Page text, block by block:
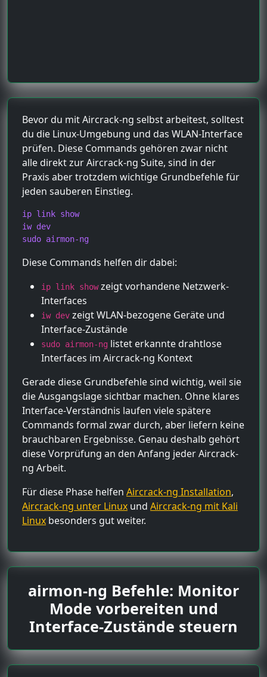
Bevor du mit Aircrack-ng selbst arbeitest, solltest
du die Linux-Umgebung und das WLAN-Interface
prüfen. Diese Commands gehören zwar nicht
alle direkt zur Aircrack-ng Suite, sind in der
Praxis aber trotzdem wichtige Grundbefehle für
jeden sauberen Einstieg.
ip link show
iw dev
sudo airmon-ng
Diese Commands helfen dir dabei:
ip link showzeigt vorhandene Netzwerk-
Interfaces
iw dev zeigt WLAN-bezogene Geräte und
Interface-Zustände
sudo airmon-ng listet erkannte drahtlose
Interfaces im Aircrack-ng Kontext
Gerade diese Grundbefehle sind wichtig, weil sie
die Ausgangslage sichtbar machen. Ohne klares
Interface-Verständnis laufen viele spätere
Commands formal zwar durch, aber liefern keine
brauchbaren Ergebnisse. Genau deshalb gehört
diese Vorprüfung an den Anfang jeder Aircrack-
ng Arbeit.
Für diese Phase helfen Aircrack-ng Installation,
Aircrack-ng unter Linux und Aircrack-ng mit Kali
Linux besonders gut weiter.
airmon-ng Befehle: Monitor
Mode vorbereiten und
Interface-Zustände steuern